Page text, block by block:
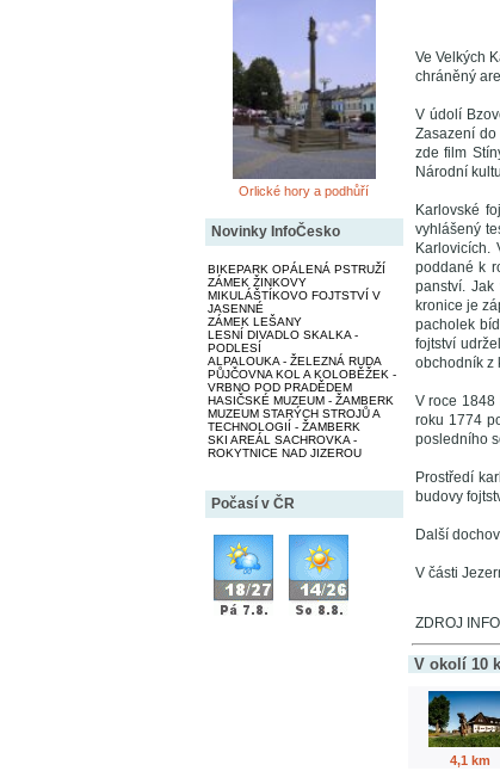
Orlické hory a podhůří
Novinky InfoČesko
BIKEPARK OPÁLENÁ PSTRUŽÍ
ZÁMEK ŽINKOVY
MIKULÁŠTÍKOVO FOJTSTVÍ V
JASENNÉ
ZÁMEK LEŠANY
LESNÍ DIVADLO SKALKA -
PODLESÍ
ALPALOUKA - ŽELEZNÁ RUDA
PŮJČOVNA KOL A KOLOBĚŽEK -
VRBNO POD PRADĚDEM
HASIČSKÉ MUZEUM - ŽAMBERK
MUZEUM STARÝCH STROJŮ A
TECHNOLOGIÍ - ŽAMBERK
SKI AREÁL SACHROVKA -
ROKYTNICE NAD JIZEROU
Počasí v ČR
Ve Velkých
chráněný
V údolí
Zasazení
zde film
Národní
Karlovské
vyhlášený
poddané k
panství.
kronice je
pacholek
fojtství
obchodník z
V roce 1848
roku 1774
posledního
Prostředí
budovy
Další
V části
ZDROJ
V okolí 10
4,1 km